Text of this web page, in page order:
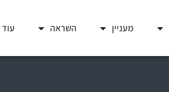
מעניין השראה עוד